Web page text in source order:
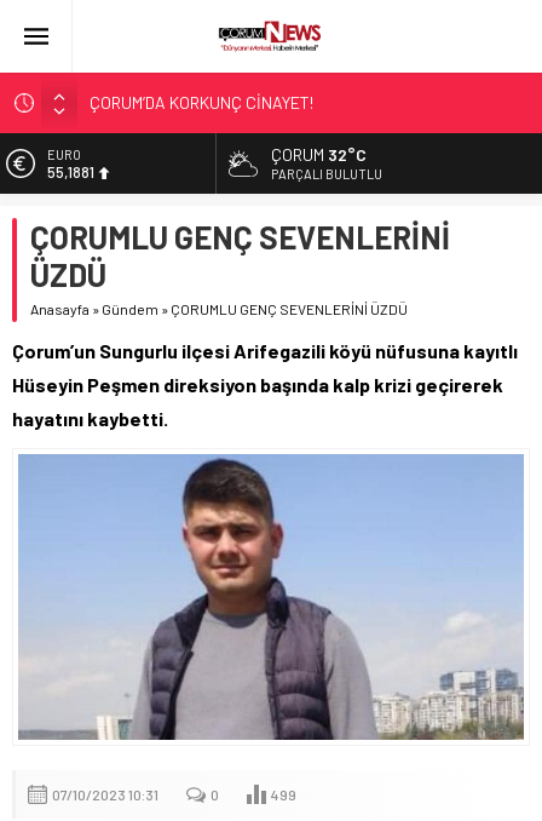
ÇORUM’DA KORKUNÇ CİNAYET!
ASLAN, CUMHURBAŞKANI BAŞDANIŞMANI OLDU
SIR PERDESİ ÇÖZÜLDÜ!
ÇATIDAN DÜŞTÜ!
EURO
55,1881
6.660,55
BİST
13.779,39
47,7111
ÇORUM 32°C
PARÇALI BULUTLU
ÇORUMLU GENÇ SEVENLERİNİ
ÜZDÜ
Anasayfa » Gündem » ÇORUMLU GENÇ SEVENLERİNİ ÜZDÜ
Çorum’un Sungurlu ilçesi Arifegazili köyü nüfusuna kayıtlı
Hüseyin Peşmen direksiyon başında kalp krizi geçirerek
hayatını kaybetti.
07/10/2023 10:31 0 499